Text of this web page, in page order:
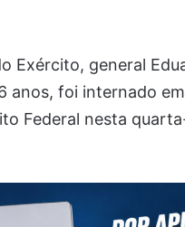
Exército, general
anos, foi internado
Federal nesta